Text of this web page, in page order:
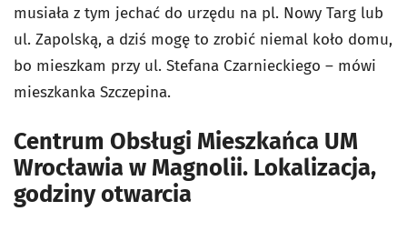
musiała z tym jechać do urzędu na pl. Nowy Targ lub
ul. Zapolską, a dziś mogę to zrobić niemal koło domu,
bo mieszkam przy ul. Stefana Czarnieckiego – mówi
mieszkanka Szczepina.
Centrum Obsługi Mieszkańca UM
Wrocławia w Magnolii. Lokalizacja,
godziny otwarcia